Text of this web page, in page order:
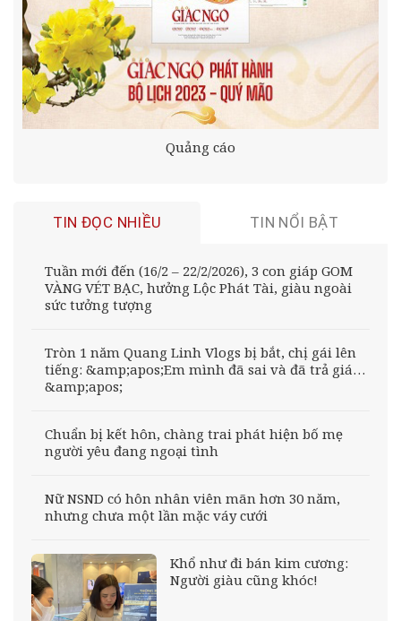
Quảng cáo
TIN ĐỌC NHIỀU TIN NỔI BẬT
Tuần mới đến (16/2 – 22/2/2026), 3 con giáp GOM
VÀNG VÉT BẠC, hưởng Lộc Phát Tài, giàu ngoài
sức tưởng tượng
Tròn 1 năm Quang Linh Vlogs bị bắt, chị gái lên
tiếng: &amp;apos;Em mình đã sai và đã trả giá…
&amp;apos;
Chuẩn bị kết hôn, chàng trai phát hiện bố mẹ
người yêu đang ngoại tình
Nữ NSND có hôn nhân viên mãn hơn 30 năm,
nhưng chưa một lần mặc váy cưới
Khổ như đi bán kim cương:
Người giàu cũng khóc!